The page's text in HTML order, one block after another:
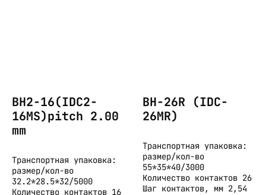
BH2-16(IDC2-
16MS)pitch 2.00
mm
Транспортная упаковка:
размер/кол-во
32.2*28.5*32/5000
Количество контактов 16
BH-26R (IDC-
26MR)
Транспортная упаковка:
размер/кол-во
55*35*40/3000
Количество контактов 26
Шаг контактов, мм 2,54